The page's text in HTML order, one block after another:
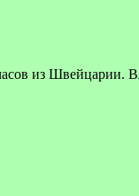
из Швейцарии.